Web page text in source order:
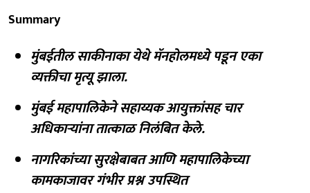
Summary
मुंबईतील साकीनाका येथे मॅनहोलमध्ये पडून एका
व्यक्तीचा मृत्यू झाला.
मुंबई महापालिकेने सहाय्यक आयुक्तांसह चार
अधिकाऱ्यांना तात्काळ निलंबित केले.
नागरिकांच्या सुरक्षेबाबत आणि महापालिकेच्या
कामकाजावर गंभीर प्रश्न उपस्थित